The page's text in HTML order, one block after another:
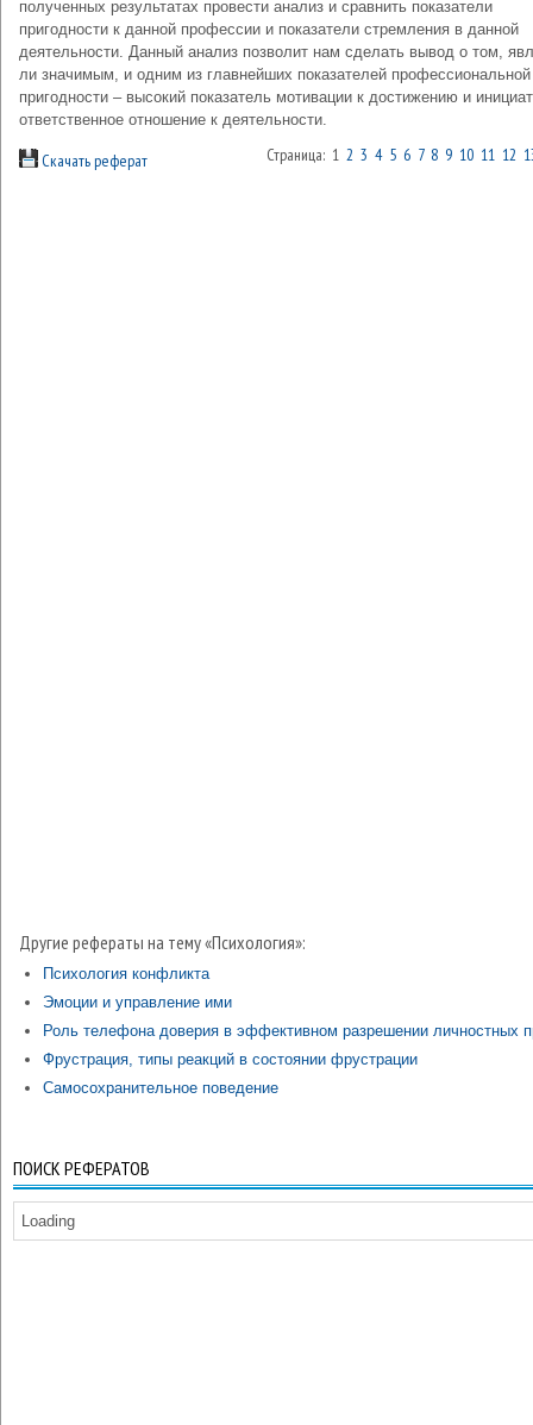
полученных результатах провести анализ и сравнить показатели
пригодности к данной профессии и показатели стремления в данной
деятельности. Данный анализ позволит нам сделать вывод о том,
ли значимым, и одним из главнейших показателей профессиональной
пригодности – высокий показатель мотивации к достижению и
ответственное отношение к деятельности.
Скачать реферат Страница: 1 2 3 4 5 6 7 8 9 10 11 12
Другие рефераты на тему «Психология»:
Психология конфликта
Эмоции и управление ими
Роль телефона доверия в эффективном разрешении личностных
Фрустрация, типы реакций в состоянии фрустрации
Самосохранительное поведение
ПОИСК РЕФЕРАТОВ
Loading